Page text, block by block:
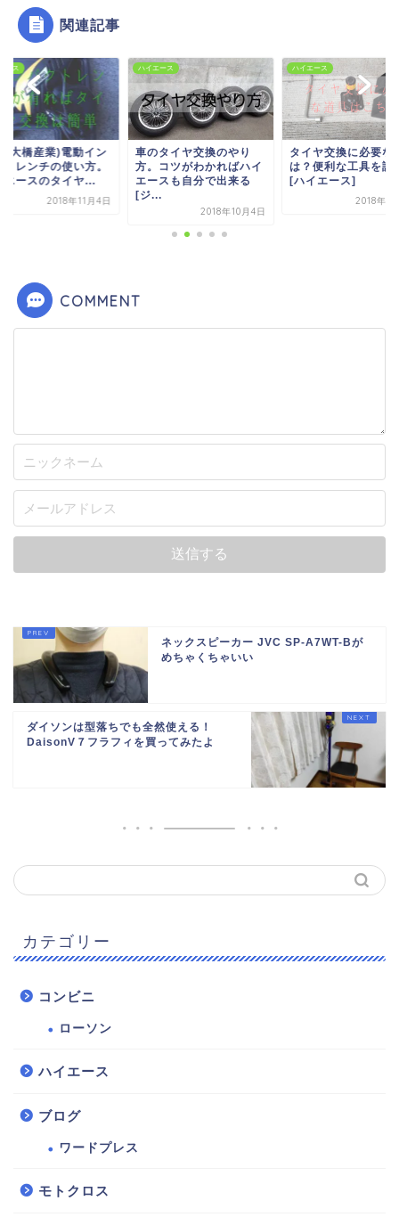
関連記事
ース
タイヤ交換のやり
コツがわかればハイ
スも自分で出来る
ハイエース
タイヤ交換に必要な道具
は？便利な工具を説明
[ハイエース]
ハイエース
ハイエースのフォグ
プの取り付け方を画
で説明。自分で簡単
COMMENT
ネックスピーカー JVC SP-A7WT-Bが
めちゃくちゃいい
ダイソンは型落ちでも全然使える！
DaisonV７フラフィを買ってみたよ
カテゴリー
コンビニ
ローソン
ハイエース
ブログ
ワードプレス
モトクロス